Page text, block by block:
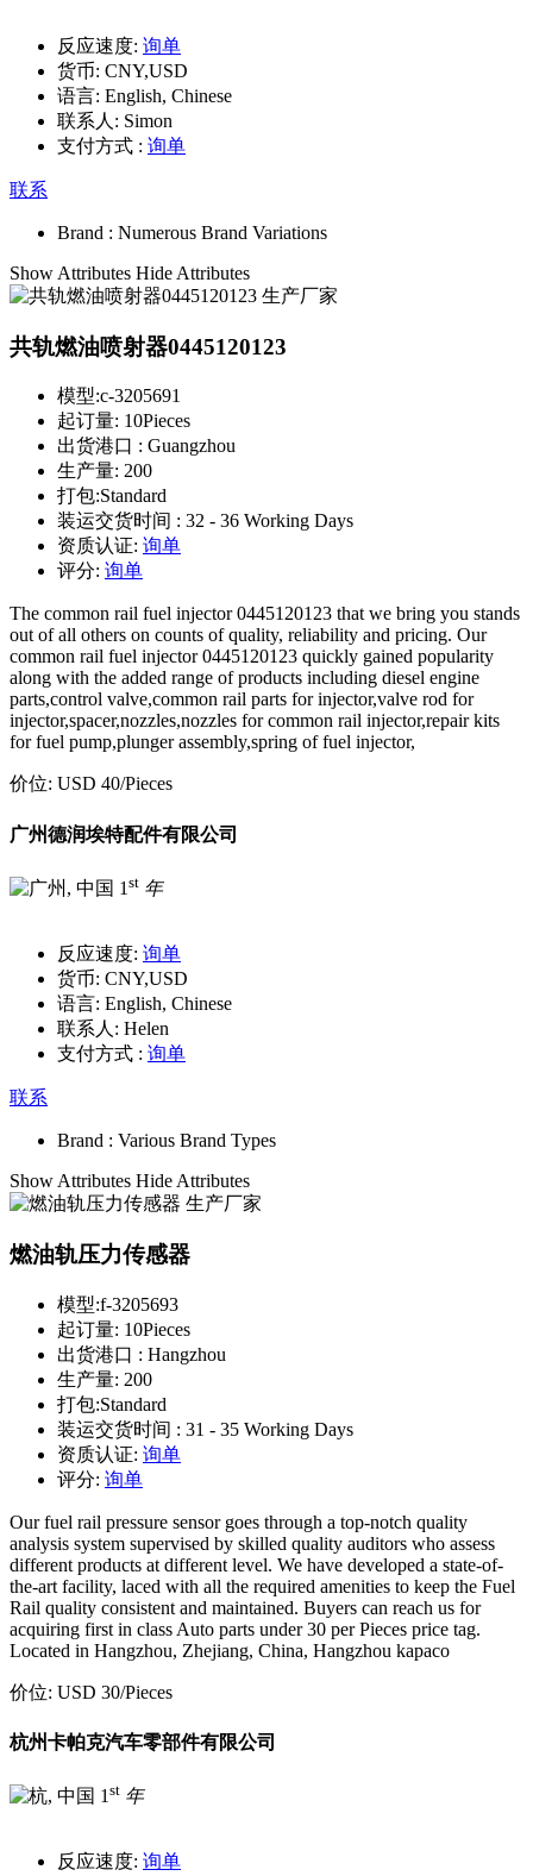
反应速度: 询单
货币: CNY,USD
语言: English, Chinese
联系人: Simon
支付方式 : 询单
联系
Brand : Numerous Brand Variations
Show Attributes Hide Attributes
共轨燃油喷射器0445120123
模型:c-3205691
起订量: 10Pieces
出货港口 : Guangzhou
生产量: 200
打包:Standard
装运交货时间 : 32 - 36 Working Days
资质认证: 询单
评分: 询单
The common rail fuel injector 0445120123 that we bring you stands
out of all others on counts of quality, reliability and pricing. Our
common rail fuel injector 0445120123 quickly gained popularity
along with the added range of products including diesel engine
parts,control valve,common rail parts for injector,valve rod for
injector,spacer,nozzles,nozzles for common rail injector,repair kits
for fuel pump,plunger assembly,spring of fuel injector,
价位: USD 40/Pieces
广州德润埃特配件有限公司
1 st 年
反应速度: 询单
货币: CNY,USD
语言: English, Chinese
联系人: Helen
支付方式 : 询单
联系
Brand : Various Brand Types
Show Attributes Hide Attributes
燃油轨压力传感器
模型:f-3205693
起订量: 10Pieces
出货港口 : Hangzhou
生产量: 200
打包:Standard
装运交货时间 : 31 - 35 Working Days
资质认证: 询单
评分: 询单
Our fuel rail pressure sensor goes through a top-notch quality
analysis system supervised by skilled quality auditors who assess
different products at different level. We have developed a state-of-
the-art facility, laced with all the required amenities to keep the Fuel
Rail quality consistent and maintained. Buyers can reach us for
acquiring first in class Auto parts under 30 per Pieces price tag.
Located in Hangzhou, Zhejiang, China, Hangzhou kapaco
价位: USD 30/Pieces
杭州卡帕克汽车零部件有限公司
1st 年
反应速度: 询单